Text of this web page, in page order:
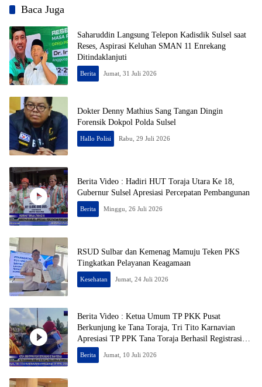
Baca Juga
Saharuddin Langsung Telepon Kadisdik Sulsel saat
Reses, Aspirasi Keluhan SMAN 11 Enrekang
Ditindaklanjuti
Berita Jumat, 31 Juli 2026
Dokter Denny Mathius Sang Tangan Dingin
Forensik Dokpol Polda Sulsel
Hallo Polisi Rabu, 29 Juli 2026
Berita Video : Hadiri HUT Toraja Utara Ke 18,
Gubernur Sulsel Apresiasi Percepatan Pembangunan
Berita Minggu, 26 Juli 2026
RSUD Sulbar dan Kemenag Mamuju Teken PKS
Tingkatkan Pelayanan Keagamaan
Kesehatan Jumat, 24 Juli 2026
Berita Video : Ketua Umum TP PKK Pusat
Berkunjung ke Tana Toraja, Tri Tito Karnavian
Apresiasi TP PPK Tana Toraja Berhasil Registrasi
50% Posyandu
Berita Jumat, 10 Juli 2026